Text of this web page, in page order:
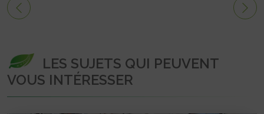
LES SUJETS QUI PEUVENT
VOUS INTÉRESSER